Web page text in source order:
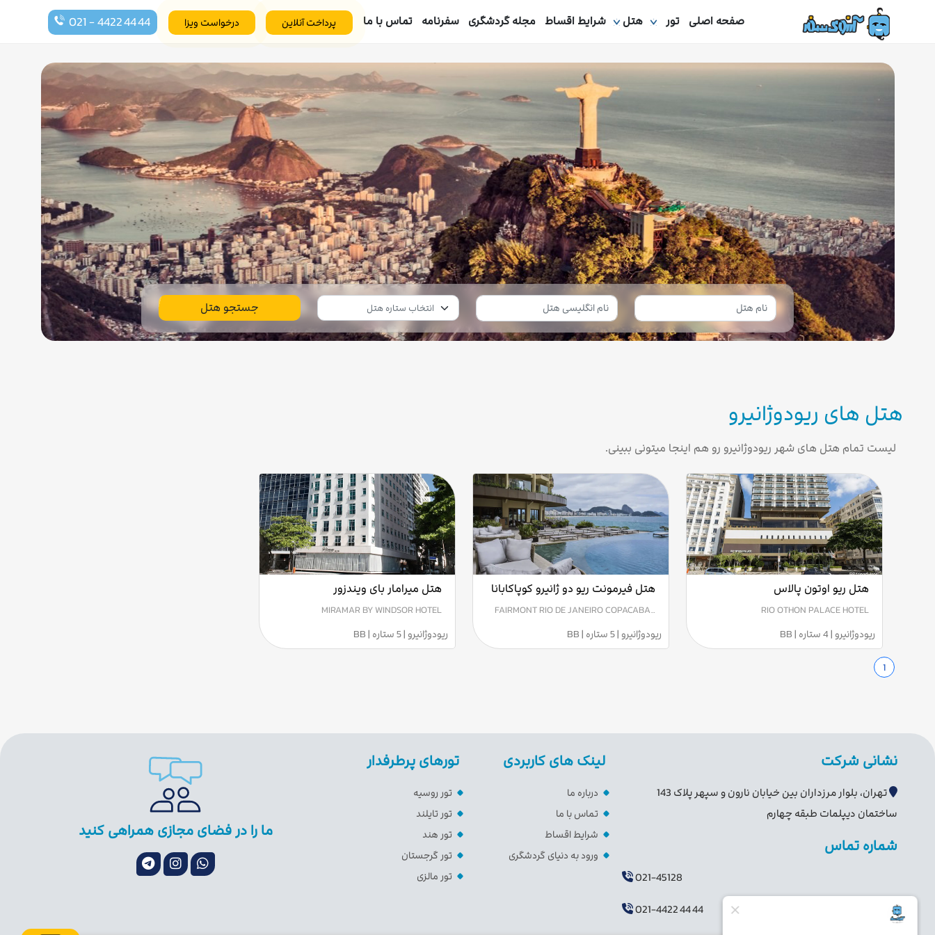
صفحه اصلی تور هتل شرایط اقساط مجله گردشگری سفرنامه تماس با ما درخواست ویزا 021 - 4422 44 44 پرداخت آنلاین
جستجو هتل
هتل های ریودوژانیرو
لیست تمام هتل های شهر ریودوژانیرو رو هم اینجا میتونی ببینی.
هتل ریو اوتون پالاس
RIO OTHON PALACE HOTEL
ریودوژانیرو | 4 ستاره | BB
هتل فیرمونت ریو دو ژانیرو کوپاکابانا
FAIRMONT RIO DE JANEIRO COPACABA…
ریودوژانیرو | 5 ستاره | BB
هتل میرامار بای ویندزور
MIRAMAR BY WINDSOR HOTEL
ریودوژانیرو | 5 ستاره | BB
1
نشانی شرکت
تهران، بلوار مرزداران بین خیابان نارون و سپهر پلاک 143
ساختمان دیپلمات طبقه چهارم
شماره تماس
021-45128
021-4422 44 44
لینک های کاربردی
درباره ما
تماس با ما
شرایط اقساط
ورود به دنیای گردشگری
تورهای پرطرفدار
تور روسیه
تور تایلند
تور هند
تور گرجستان
تور مالزی
ما را در فضای مجازی همراهی کنید